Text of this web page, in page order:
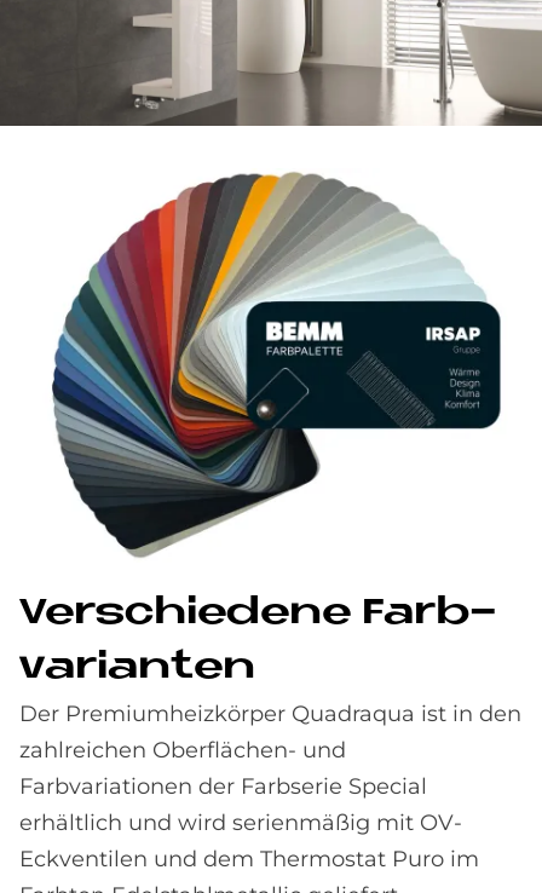
Ver­schie­de­ne Farb­
va­ri­an­ten
Der Premiumheizkörper Quadraqua ist in den
zahlreichen Oberflächen- und
Farbvariationen der Farbserie Special
erhältlich und wird serienmäßig mit OV-
Eckventilen und dem Thermostat Puro im